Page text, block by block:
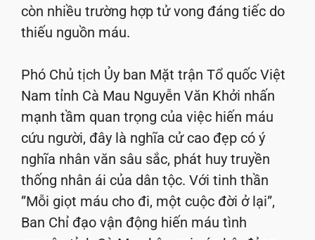
còn nhiều trường hợp tử vong đáng tiếc do
thiếu nguồn máu.
Phó Chủ tịch Ủy ban Mặt trận Tổ quốc Việt
Nam tỉnh Cà Mau Nguyễn Văn Khởi nhấn
mạnh tầm quan trọng của việc hiến máu
cứu người, đây là nghĩa cử cao đẹp có ý
nghĩa nhân văn sâu sắc, phát huy truyền
thống nhân ái của dân tộc. Với tinh thần
”Mỗi giọt máu cho đi, một cuộc đời ở lại”,
Ban Chỉ đạo vận động hiến máu tình